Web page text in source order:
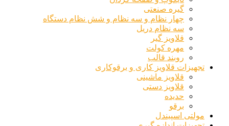
گیره صنعتی
چهار نظام و سه نظام و شش نظام دستگاه
سه نظام دریل
قلاویز گیر
مهره کولت
روبند قالب
تجهیزات قلاویز کاری و برقوکاری
قلاویز ماشینی
قلاویز دستی
حدیده
برقو
مولتی اسپیندل